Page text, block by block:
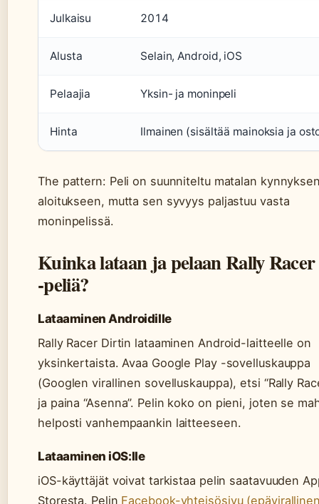
Julkaisu 2014
Alusta Selain, Android, iOS
Pelaajia Yksin- ja moninpeli
Hinta Ilmainen (sisältää mainoksia ja
The pattern: Peli on suunniteltu matalan
aloitukseen, mutta sen syvyys paljastuu vasta
moninpelissä.
Kuinka lataan ja pelaan Rally
-peliä?
Lataaminen Androidille
Rally Racer Dirtin lataaminen Android-laitteelle on
yksinkertaista. Avaa Google Play -sovelluskauppa
(Googlen virallinen sovelluskauppa), etsi “Rally
ja paina “Asenna”. Pelin koko on pieni, joten se
helposti vanhempaankin laitteeseen.
Lataaminen iOS:lle
iOS-käyttäjät voivat tarkistaa pelin saatavuuden
Storesta. Pelin Facebook-yhteisösivu